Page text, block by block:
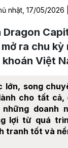
nhật, 17/05/2026
Dragon
ra chu kỳ
khoán Việt
lớn, song
cho tất cả,
doanh
lợi từ quá
tranh tốt và